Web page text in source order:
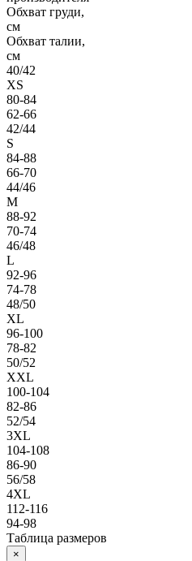
Обхват груди,
см
Обхват талии,
см
40/42
XS
80-84
62-66
42/44
S
84-88
66-70
44/46
M
88-92
70-74
46/48
L
92-96
74-78
48/50
XL
96-100
78-82
50/52
XXL
100-104
82-86
52/54
3XL
104-108
86-90
56/58
4XL
112-116
94-98
Таблица размеров
×